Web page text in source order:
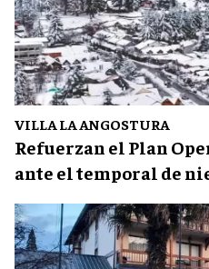
VILLA LA ANGOSTURA
Refuerzan el Plan
ante el temporal de